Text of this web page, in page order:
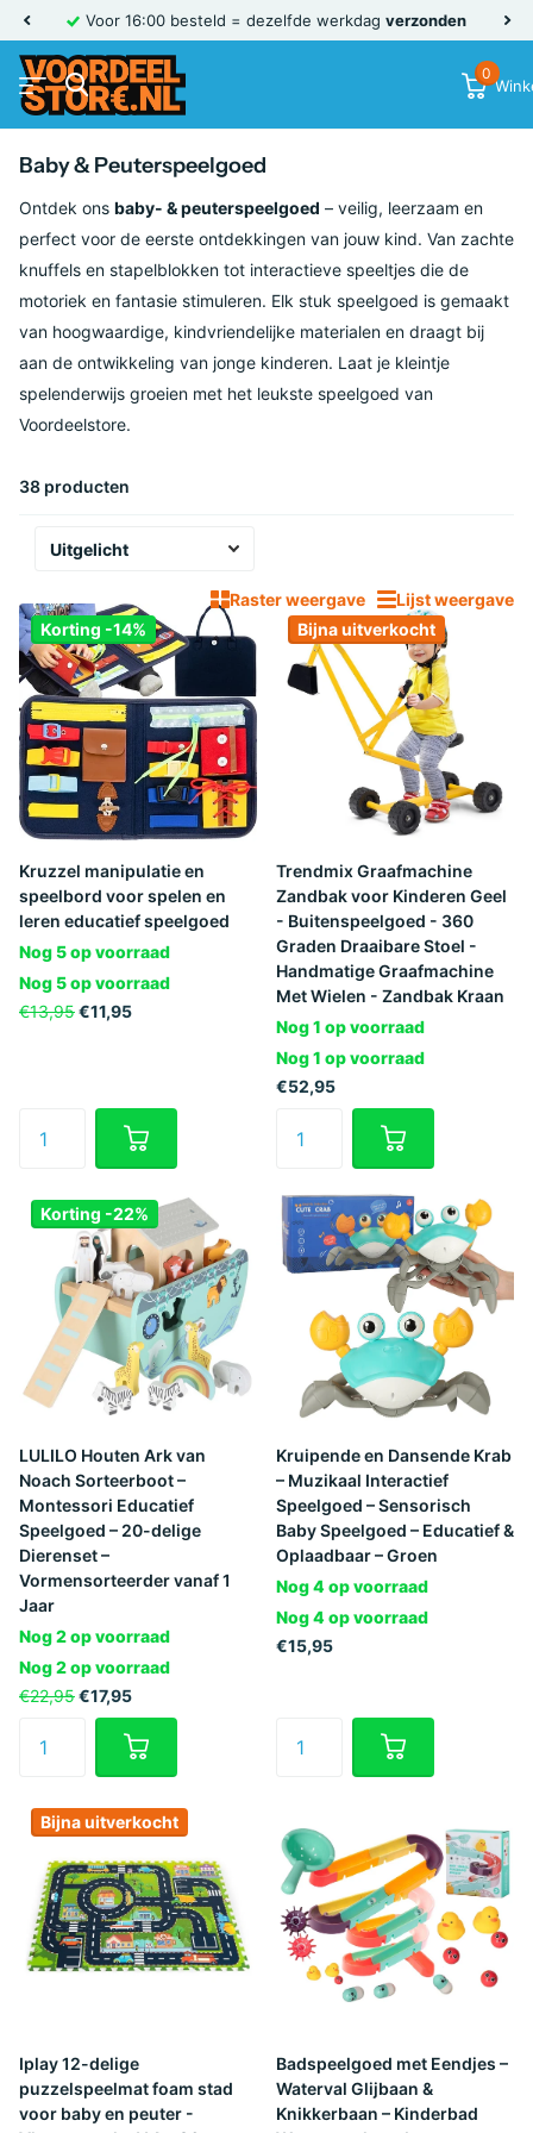
Voor 16:00 besteld = dezelfde werkdag verzonden
0
Baby & Peuterspeelgoed
Ontdek ons baby- & peuterspeelgoed – veilig, leerzaam en
perfect voor de eerste ontdekkingen van jouw kind. Van zachte
knuffels en stapelblokken tot interactieve speeltjes die de
motoriek en fantasie stimuleren. Elk stuk speelgoed is gemaakt
van hoogwaardige, kindvriendelijke materialen en draagt bij
aan de ontwikkeling van jonge kinderen. Laat je kleintje
spelenderwijs groeien met het leukste speelgoed van
Voordeelstore.
38 producten
Raster weergave
Lijst weergave
Korting -14%
Kruzzel manipulatie en
speelbord voor spelen en
leren educatief speelgoed
Nog 5 op voorraad
Nog 5 op voorraad
€13,95€11,95
Bijna uitverkocht
Trendmix Graafmachine
Zandbak voor Kinderen Geel
- Buitenspeelgoed - 360
Graden Draaibare Stoel -
Handmatige Graafmachine
Met Wielen - Zandbak Kraan
Nog 1 op voorraad
Nog 1 op voorraad
€52,95
Korting -22%
LULILO Houten Ark van
Noach Sorteerboot –
Montessori Educatief
Speelgoed – 20-delige
Dierenset –
Vormensorteerder vanaf 1
Jaar
Nog 2 op voorraad
Nog 2 op voorraad
€22,95€17,95
Kruipende en Dansende Krab
– Muzikaal Interactief
Speelgoed – Sensorisch
Baby Speelgoed – Educatief &
Oplaadbaar – Groen
Nog 4 op voorraad
Nog 4 op voorraad
€15,95
Bijna uitverkocht
Iplay 12-delige
puzzelspeelmat foam stad
voor baby en peuter -
Badspeelgoed met Eendjes –
Waterval Glijbaan &
Knikkerbaan – Kinderbad